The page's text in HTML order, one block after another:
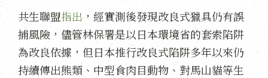
共生聯盟指出 ，經實測後發現改良式獵具仍有誤
捕風險，儘管林保署是以日本環境省的套索陷阱
為改良依據，但日本推行改良式陷阱多年以來仍
持續傳出熊類、中型食肉目動物、對馬山貓等生